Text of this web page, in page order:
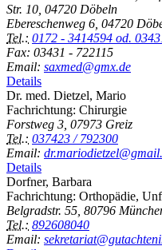
Str. 10, 04720 Döbeln
Ebereschenweg 6, 04720
Tel.: 0172 - 3414594 od.
Fax: 03431 - 722115
Email: saxmed@gmx.de
Details
Dr. med. Dietzel, Mario
Fachrichtung: Chirurgie
Forstweg 3, 07973 Greiz
Tel.: 037423 / 792300
Email:
Details
Dorfner, Barbara
Fachrichtung: Orthopädie,
Belgradstr. 55, 80796
Tel.: 892608040
Email: